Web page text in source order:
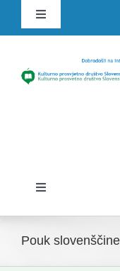
content
Toggle
Navigation
Toggle
Pouk